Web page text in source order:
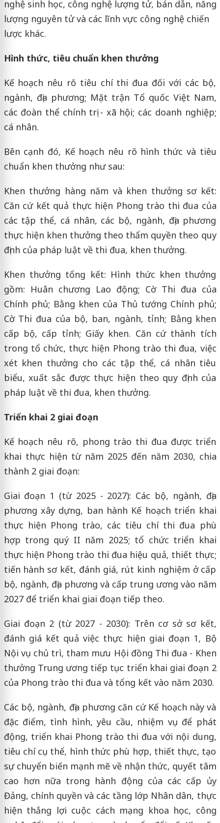
nghệ sinh học, công nghệ lượng tử, bán dẫn, năng
lượng nguyên tử và các lĩnh vực công nghệ chiến
lược khác.
Hình thức, tiêu chuẩn khen thưởng
Kế hoạch nêu rõ tiêu chí thi đua đối với các bộ,
ngành, địa phương; Mặt trận Tổ quốc Việt Nam,
các đoàn thể chính trị - xã hội; các doanh nghiệp;
cá nhân.
Bên cạnh đó, Kế hoạch nêu rõ hình thức và tiêu
chuẩn khen thưởng như sau:
Khen thưởng hàng năm và khen thưởng sơ kết:
Căn cứ kết quả thực hiện Phong trào thi đua của
các tập thể, cá nhân, các bộ, ngành, địa phương
thực hiện khen thưởng theo thẩm quyền theo quy
định của pháp luật về thi đua, khen thưởng.
Khen thưởng tổng kết: Hình thức khen thưởng
gồm: Huân chương Lao động; Cờ Thi đua của
Chính phủ; Bằng khen của Thủ tướng Chính phủ;
Cờ Thi đua của bộ, ban, ngành, tỉnh; Bằng khen
cấp bộ, cấp tỉnh; Giấy khen. Căn cứ thành tích
trong tổ chức, thực hiện Phong trào thi đua, việc
xét khen thưởng cho các tập thể, cá nhân tiêu
biểu, xuất sắc được thực hiện theo quy định của
pháp luật về thi đua, khen thưởng.
Triển khai 2 giai đoạn
Kế hoạch nêu rõ, phong trào thi đua được triển
khai thực hiện từ năm 2025 đến năm 2030, chia
thành 2 giai đoạn:
Giai đoạn 1 (từ 2025 - 2027): Các bộ, ngành, địa
phương xây dựng, ban hành Kế hoạch triển khai
thực hiện Phong trào, các tiêu chí thi đua phù
hợp trong quý II năm 2025; tổ chức triển khai
thực hiện Phong trào thi đua hiệu quả, thiết thực;
tiến hành sơ kết, đánh giá, rút kinh nghiệm ở cấp
bộ, ngành, địa phương và cấp trung ương vào năm
2027 để triển khai giai đoạn tiếp theo.
Giai đoạn 2 (từ 2027 - 2030): Trên cơ sở sơ kết,
đánh giá kết quả việc thực hiện giai đoạn 1, Bộ
Nội vụ chủ trì, tham mưu Hội đồng Thi đua - Khen
thưởng Trung ương tiếp tục triển khai giai đoạn 2
của Phong trào thi đua và tổng kết vào năm 2030.
Các bộ, ngành, địa phương căn cứ Kế hoạch này và
đặc điểm, tình hình, yêu cầu, nhiệm vụ để phát
động, triển khai Phong trào thi đua với nội dung,
tiêu chí cụ thể, hình thức phù hợp, thiết thực, tạo
sự chuyển biến mạnh mẽ về nhận thức, quyết tâm
cao hơn nữa trong hành động của các cấp ủy
Đảng, chính quyền và các tầng lớp Nhân dân, thực
hiện thắng lợi cuộc cách mạng khoa học, công